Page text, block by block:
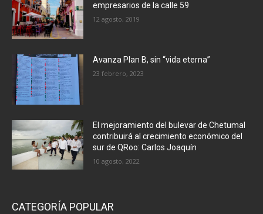
empresarios de la calle 59
12 agosto, 2019
Avanza Plan B, sin “vida eterna”
23 febrero, 2023
El mejoramiento del bulevar de Chetumal
contribuirá al crecimiento económico del
sur de QRoo: Carlos Joaquín
10 agosto, 2022
CATEGORÍA POPULAR